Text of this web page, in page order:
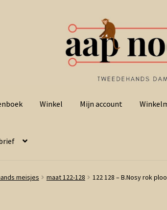
Winkel Mijn account
meisjes maat 122-128 122 128 – B.Nosy rok